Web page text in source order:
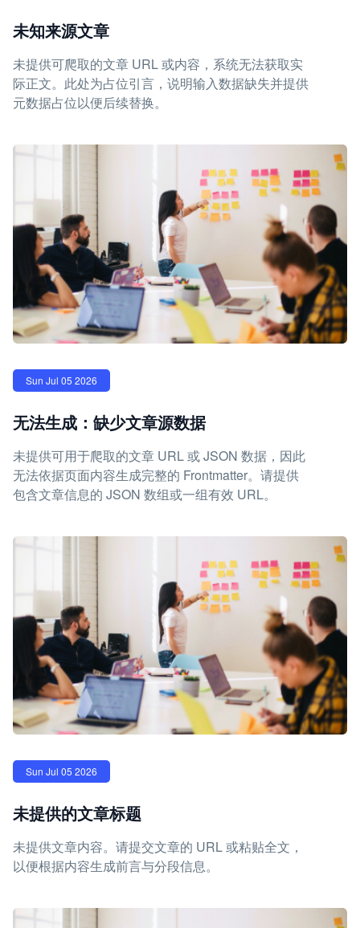
未知来源文章
未提供可爬取的文章 URL 或内容，系统无法获取实
际正文。此处为占位引言，说明输入数据缺失并提供
元数据占位以便后续替换。
Sun Jul 05 2026
无法生成：缺少文章源数据
未提供可用于爬取的文章 URL 或 JSON 数据，因此
无法依据页面内容生成完整的 Frontmatter。请提供
包含文章信息的 JSON 数组或一组有效 URL。
Sun Jul 05 2026
未提供的文章标题
未提供文章内容。请提交文章的 URL 或粘贴全文，
以便根据内容生成前言与分段信息。